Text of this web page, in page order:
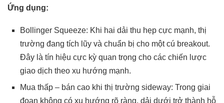
Ứng dụng:
Bollinger Squeeze: Khi hai dải thu hẹp cực mạnh, thị
trường đang tích lũy và chuẩn bị cho một cú breakout.
Đây là tín hiệu cực kỳ quan trọng cho các chiến lược
giao dịch theo xu hướng mạnh.
Mua thấp – bán cao khi thị trường sideway: Trong giai
đoạn không có xu hướng rõ ràng, dải dưới trở thành hỗ